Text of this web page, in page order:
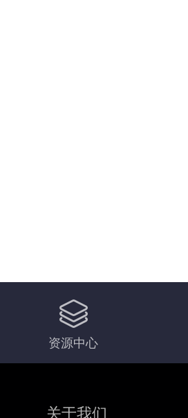
资源中心
关于我们